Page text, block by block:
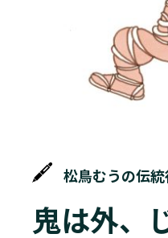
松鳥むうの伝
鬼は外、